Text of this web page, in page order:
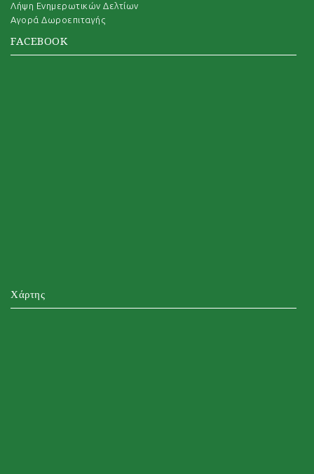
Λήψη Ενημερωτικών Δελτίων
Αγορά Δωροεπιταγής
FACEBOOK
Χάρτης